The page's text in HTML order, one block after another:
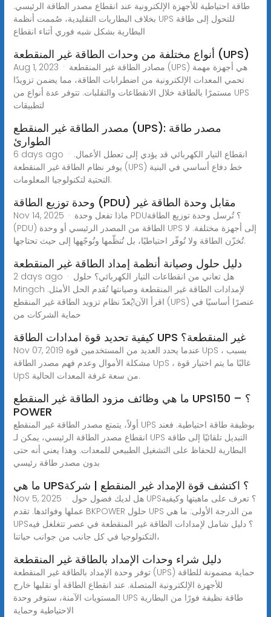
طاقة احتياطية للأجهزة الإلكترونية عند انقطاع مصدر الطاقة الرئيسي.
بخلاف البطاريات التقليدية، صُممت أنظمة UPS للتحول إلى طاقة
البطارية بشكل شبه فوري أثناء انقطاع
أنواع مختلفة من وحدات الطاقة غير المنقطعة (UPS)
Aug 1, 2023 · مصادر الطاقة غير المنقطعة (UPS) هي أجهزة مهمة
تحمي المعدات الإلكترونية من اضطرابات الطاقة، مما يضمن تزويدًا
مستمرًا بالطاقة خلال الانقطاعات والتقلبات. تتوفر عدة أنواع من UPS
لتطبيقات
مصدر الطاقة غير المنقطع (UPS): مصدر طاقة
الطوارئ
6 days ago · انقطاع التيار الكهربائي قد يؤدي إلى تعطل الأعمال.
يوفر نظام الطاقة غير المنقطعة (UPS) خط دفاع أساسي في البنية
التحتية لتكنولوجيا المعلومات.
وحدة توزيع الطاقة (PDU) مقابل وحدة الطاقة غير
Nov 14, 2025 · ماذا تفعل وحدة PDU؟ تُرسل وحدة توزيع الطاقة
(PDU) الطاقة من المصدر الرئيسي أو وحدة UPS إلى أجهزة مختلفة. لا
تُخزّن الطاقة ولا تُوفّر احتياطيًا، بل تُنظّمها وتُوجّهها إلى حيث تحتاجها.
دليل حلول وصيانة أنظمة إمداد الطاقة غير المنقطعة
2 days ago · هل تعاني من انقطاعات التيار الكهربائي؟ حلول
Mingch لإمدادات الطاقة غير المنقطعة وصيانتها تُقدم الحل الأمثل.
اقرأ الآن!يُعدّ نظام تزويد الطاقة غير المنقطع (UPS) عنصرًا أساسيًا في
حماية الشركات من
كيفية تحديد قوة امدادات الطاقة UPS غير المنقطعة؟
Nov 07, 2019 عندما يحدد العديد من المستخدمين قوة UpS ، بسبب
مشكلة الأموال وعدم فهم مصدر الطاقة UpS ، غالبًا ما يتم اختيار قوة
UpS من سعة غرفة المعدات الحالية.
ما هي وظائف مزود الطاقة غير المنقطع UPS؟ – 150
POWER
أولاً، يتمتع مصدر الطاقة غير المنقطع UPS بوظيفة طاقة احتياطية. فعند
انقطاع مصدر الطاقة الرئيسي، يمكن لـ UPS التبديل تلقائيًا إلى طاقة
البطارية للحفاظ على التشغيل الطبيعي للمعدات. وهذا يعني أنه حتى
بدون مصدر طاقة رئيسي
ما هي UPS؟ اكتشف قوة الإمداد غير المنقطع | شركة
Nov 5, 2025 · هل لديك فضول حول UPS؟ تعرف على ماهيتها وكيفية
عملها وفوائدها. تقدم BKPOWER حلول UPS من الدرجة الأولى: ما هي
UPS؟ دليل شامل لإمدادات الطاقة غير المنقطعة في عصر تتغلغل فيه
التكنولوجيا في كل جانب من جوانب حياتنا،
دليل شراء وحدات الإمداد بالطاقة غير المنقطعة
توفر وحدة الإمداد بالطاقة غير المنقطعة (UPS) حماية مضمونة للطاقة
للأجهزة الإلكترونية المتصلة. عند انقطاع الطاقة أو تقلبها خارج
المستويات الآمنة، ستوفر وحدة UPS طاقة نظيفة فورًا من البطارية
الاحتياطية وحماية